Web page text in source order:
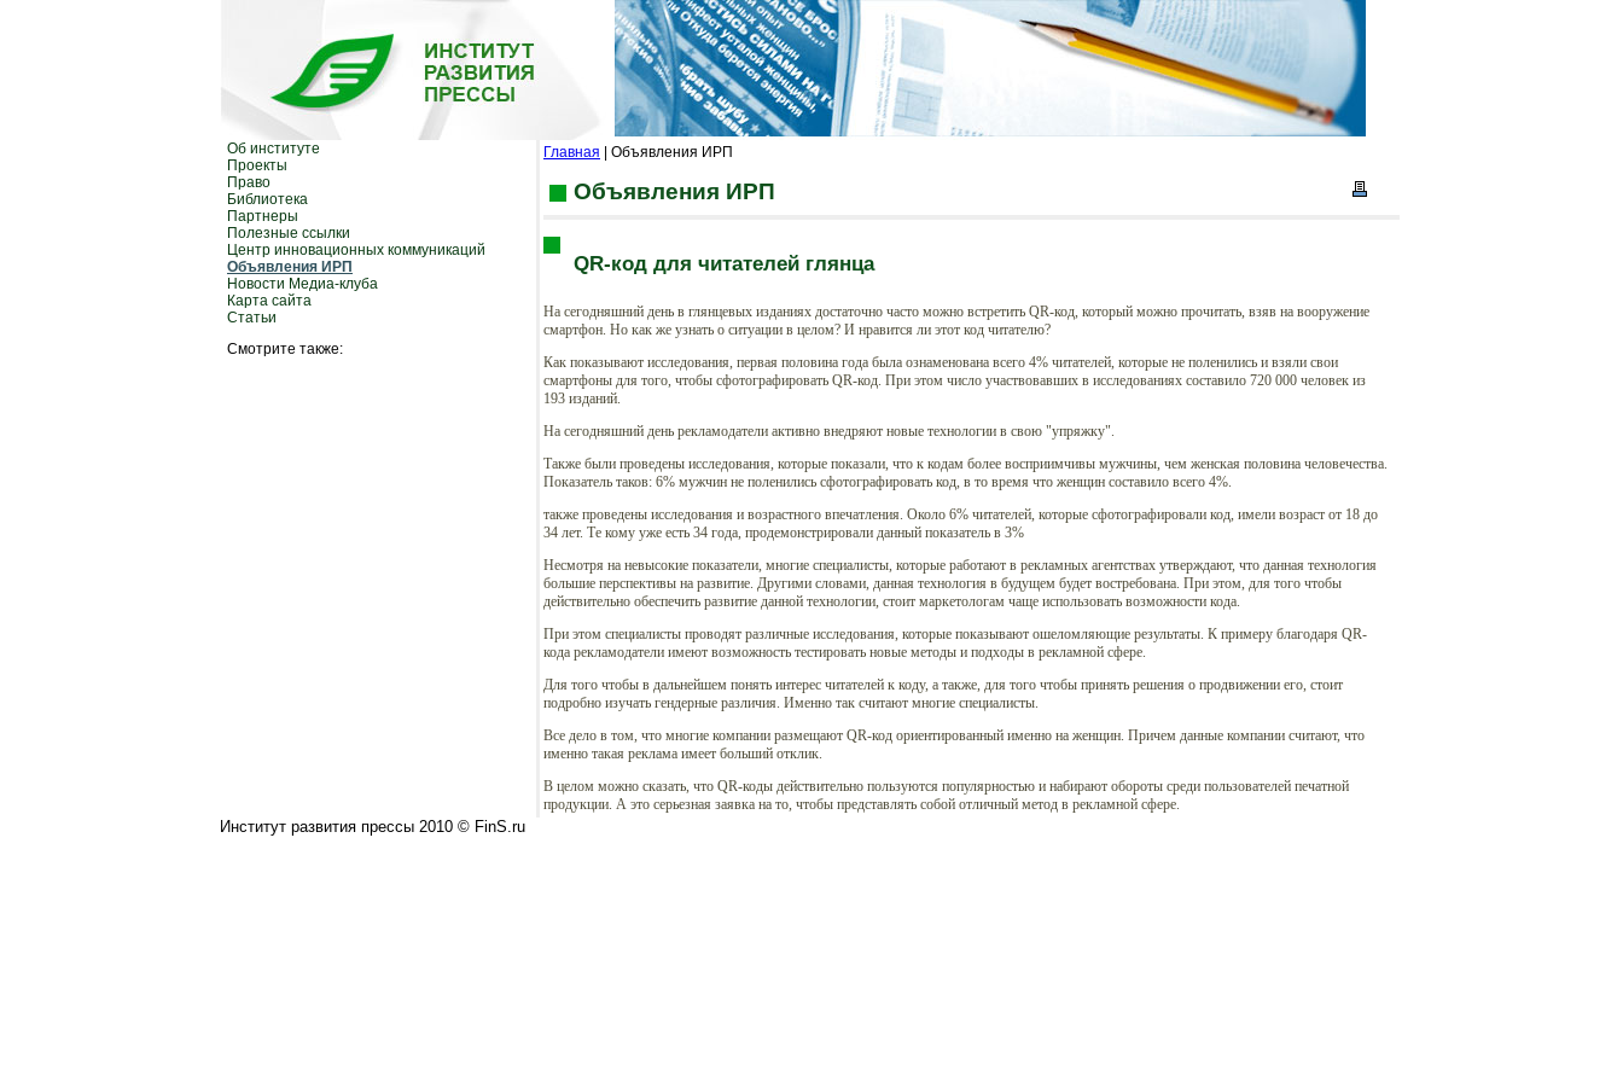
Об институте
Проекты
Право
Библиотека
Партнеры
Полезные ссылки
Центр инновационных коммуникаций
Объявления ИРП
Новости Медиа-клуба
Карта сайта
Статьи
Смотрите также:
Главная | Объявления ИРП
Объявления ИРП
QR-код для читателей глянца
На сегодняшний день в глянцевых изданиях достаточно часто можно встретить QR-код, который можно прочитать, взяв на вооружение
смартфон. Но как же узнать о ситуации в целом? И нравится ли этот код читателю?
Как показывают исследования, первая половина года была ознаменована всего 4% читателей, которые не поленились и взяли свои
смартфоны для того, чтобы сфотографировать QR-код. При этом число участвовавших в исследованиях составило 720 000 человек из
193 изданий.
На сегодняшний день рекламодатели активно внедряют новые технологии в свою "упряжку".
Также были проведены исследования, которые показали, что к кодам более восприимчивы мужчины, чем женская половина человечества.
Показатель таков: 6% мужчин не поленились сфотографировать код, в то время что женщин составило всего 4%.
также проведены исследования и возрастного впечатления. Около 6% читателей, которые сфотографировали код, имели возраст от 18 до
34 лет. Те кому уже есть 34 года, продемонстрировали данный показатель в 3%
Несмотря на невысокие показатели, многие специалисты, которые работают в рекламных агентствах утверждают, что данная технология
большие перспективы на развитие. Другими словами, данная технология в будущем будет востребована. При этом, для того чтобы
действительно обеспечить развитие данной технологии, стоит маркетологам чаще использовать возможности кода.
При этом специалисты проводят различные исследования, которые показывают ошеломляющие результаты. К примеру благодаря QR-
кода рекламодатели имеют возможность тестировать новые методы и подходы в рекламной сфере.
Для того чтобы в дальнейшем понять интерес читателей к коду, а также, для того чтобы принять решения о продвижении его, стоит
подробно изучать гендерные различия. Именно так считают многие специалисты.
Все дело в том, что многие компании размещают QR-код ориентированный именно на женщин. Причем данные компании считают, что
именно такая реклама имеет больший отклик.
В целом можно сказать, что QR-коды действительно пользуются популярностью и набирают обороты среди пользователей печатной
продукции. А это серьезная заявка на то, чтобы представлять собой отличный метод в рекламной сфере.
Институт развития прессы 2010 © FinS.ru